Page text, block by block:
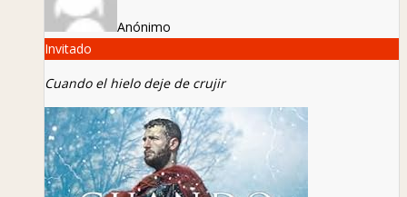
Anónimo
Invitado
Cuando el hielo deje de crujir